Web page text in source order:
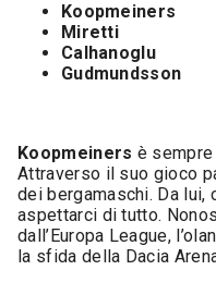
Koopmeiners
Miretti
Calhanoglu
Gudmundsson
Koopmeiners è sempre
Attraverso il suo gioco
dei bergamaschi. Da lui,
aspettarci di tutto.
dall’Europa League,
la sfida della Dacia